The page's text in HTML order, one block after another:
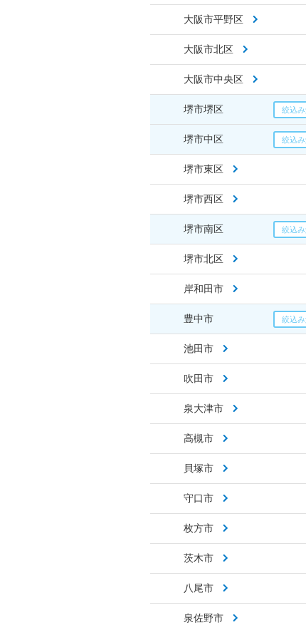
大阪市平野区
大阪市北区
大阪市中央区
堺市堺区
堺市中区
堺市東区
堺市西区
堺市南区
堺市北区
岸和田市
豊中市
池田市
吹田市
泉大津市
高槻市
貝塚市
守口市
枚方市
茨木市
八尾市
泉佐野市